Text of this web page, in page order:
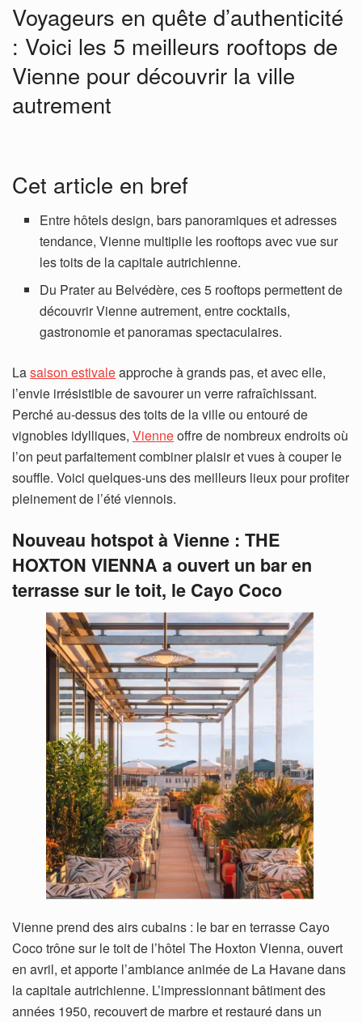
Voyageurs en quête d’authenticité
: Voici les 5 meilleurs rooftops de
Vienne pour découvrir la ville
autrement
Cet article en bref
Entre hôtels design, bars panoramiques et adresses
tendance, Vienne multiplie les rooftops avec vue sur
les toits de la capitale autrichienne.
Du Prater au Belvédère, ces 5 rooftops permettent de
découvrir Vienne autrement, entre cocktails,
gastronomie et panoramas spectaculaires.
Lasaison estivaleapproche à grands pas, et avec elle,
l’envie irrésistible de savourer un verre rafraîchissant.
Perché au-dessus des toits de la ville ou entouré de
vignobles idylliques, Vienneoffre de nombreux endroits où
l’on peut parfaitement combiner plaisir et vues à couper le
souffle. Voici quelques-uns des meilleurs lieux pour profiter
pleinement de l’été viennois.
Nouveau hotspot à Vienne : THE
HOXTON VIENNA a ouvert un bar en
terrasse sur le toit, le Cayo Coco
Vienne prend des airs cubains : le bar en terrasse Cayo
Coco trône sur le toit de l’hôtel The Hoxton Vienna, ouvert
en avril, et apporte l’ambiance animée de La Havane dans
la capitale autrichienne. L’impressionnant bâtiment des
années 1950, recouvert de marbre et restauré dans un